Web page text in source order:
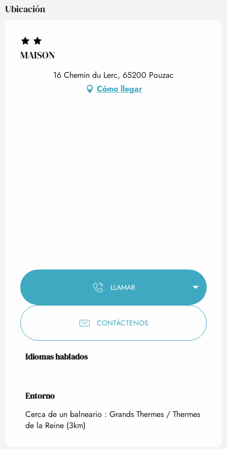
Ubicación
MAISON
16 Chemin du Lerc, 65200 Pouzac
Cómo llegar
LLAMAR
CONTÁCTENOS
Idiomas hablados
Idiomas hablados
Entorno
Entorno
Cerca de un balneario : Grands Thermes / Thermes
de la Reine (3km)